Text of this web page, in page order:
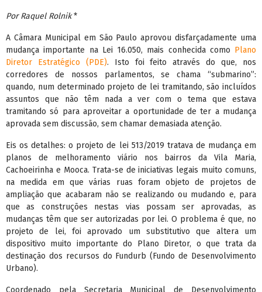
Por Raquel Rolnik*
A Câmara Municipal em São Paulo aprovou disfarçadamente uma
mudança importante na Lei 16.050, mais conhecida como Plano
Diretor Estratégico (PDE). Isto foi feito através do que, nos
corredores de nossos parlamentos, se chama “submarino”:
quando, num determinado projeto de lei tramitando, são incluídos
assuntos que não têm nada a ver com o tema que estava
tramitando só para aproveitar a oportunidade de ter a mudança
aprovada sem discussão, sem chamar demasiada atenção.
Eis os detalhes: o projeto de lei 513/2019 tratava de mudança em
planos de melhoramento viário nos bairros da Vila Maria,
Cachoeirinha e Mooca. Trata-se de iniciativas legais muito comuns,
na medida em que várias ruas foram objeto de projetos de
ampliação que acabaram não se realizando ou mudando e, para
que as construções nestas vias possam ser aprovadas, as
mudanças têm que ser autorizadas por lei. O problema é que, no
projeto de lei, foi aprovado um substitutivo que altera um
dispositivo muito importante do Plano Diretor, o que trata da
destinação dos recursos do Fundurb (Fundo de Desenvolvimento
Urbano).
Coordenado pela Secretaria Municipal de Desenvolvimento